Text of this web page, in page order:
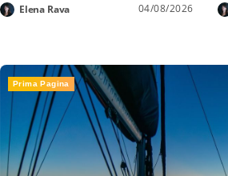
Elena Rava 04/08/2026
Prima Pagina